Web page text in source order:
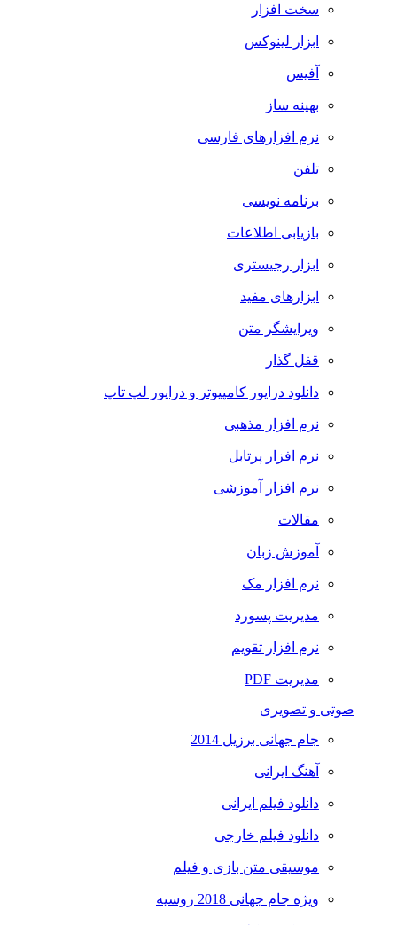
سخت افزار
ابزار لینوکس
آفیس
بهینه ساز
نرم افزارهای فارسی
تلفن
برنامه نویسی
بازیابی اطلاعات
ابزار رجیستری
ابزارهای مفید
ویرایشگر متن
قفل گذار
دانلود درایور کامپیوتر و درایور لپ تاپ
نرم افزار مذهبی
نرم افزار پرتابل
نرم افزار آموزشی
مقالات
آموزش زبان
نرم افزار مک
مدیریت پسورد
نرم افزار تقویم
مدیریت PDF
صوتی و تصویری
جام جهانی برزیل 2014
آهنگ ایرانی
دانلود فیلم ایرانی
دانلود فیلم خارجی
موسیقی متن بازی و فیلم
ویژه جام جهانی 2018 روسیه